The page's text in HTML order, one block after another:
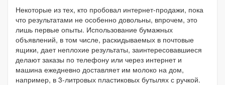
Некоторые из тех, кто пробовал интернет-продажи, пока
что результатами не особенно довольны, впрочем, это
лишь первые опыты. Использование бумажных
объявлений, в том числе, раскидываемых в почтовые
ящики, дает неплохие результаты, заинтересовавшиеся
делают заказы по телефону или через интернет и
машина ежедневно доставляет им молоко на дом,
например, в 3-литровых пластиковых бутылях с ручкой.